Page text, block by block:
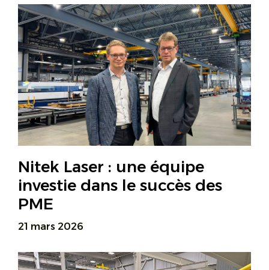
Nitek Laser : une équipe
investie dans le succès des
PME
21 mars 2026